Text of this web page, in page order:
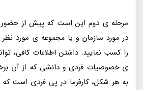
مرحله ی دوم این است که پیش از
در مورد سازمان و یا مجموعه ی مورد نظر
را کسب نمایید. داشتن اطلاعات کافی،
ی خصوصیات فردی و دانشی که از آن
به هر شکل، کارفرما در پی فردی است که